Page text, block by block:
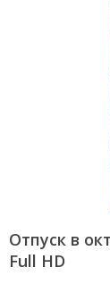
Отпуск в
Full HD